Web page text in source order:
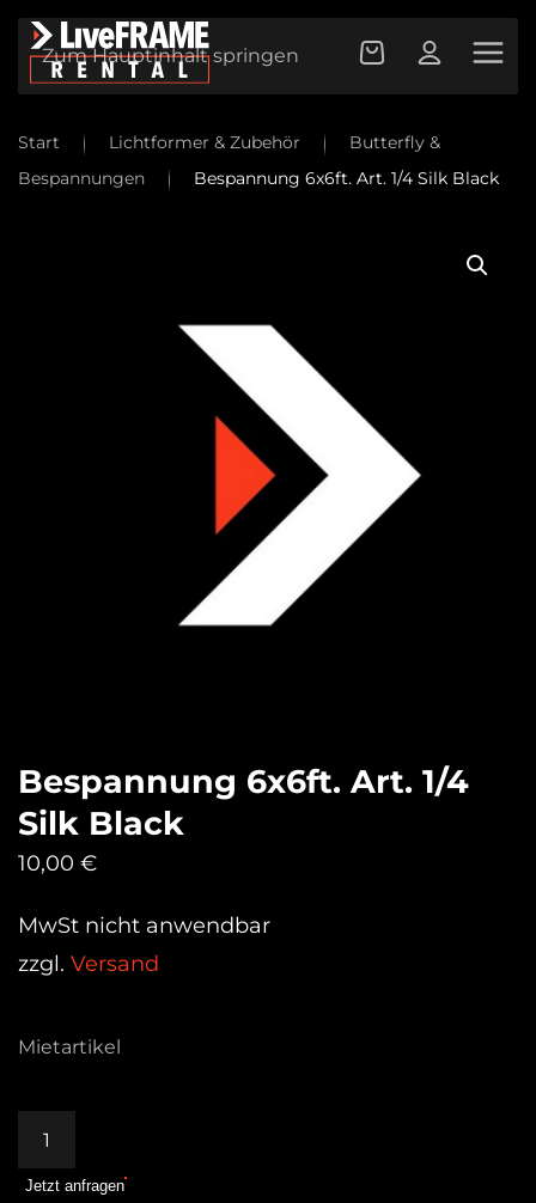
Zum Hauptinhalt springen
Start Lichtformer & Zubehör
Butterfly &
Bespannungen
Bespannung 6x6ft. Art. 1/4 Silk Black
Bespannung 6x6ft. Art. 1/4
Silk Black
10,00 €
MwSt nicht anwendbar
zzgl. Versand
Mietartikel
Art.
Jetzt anfragen